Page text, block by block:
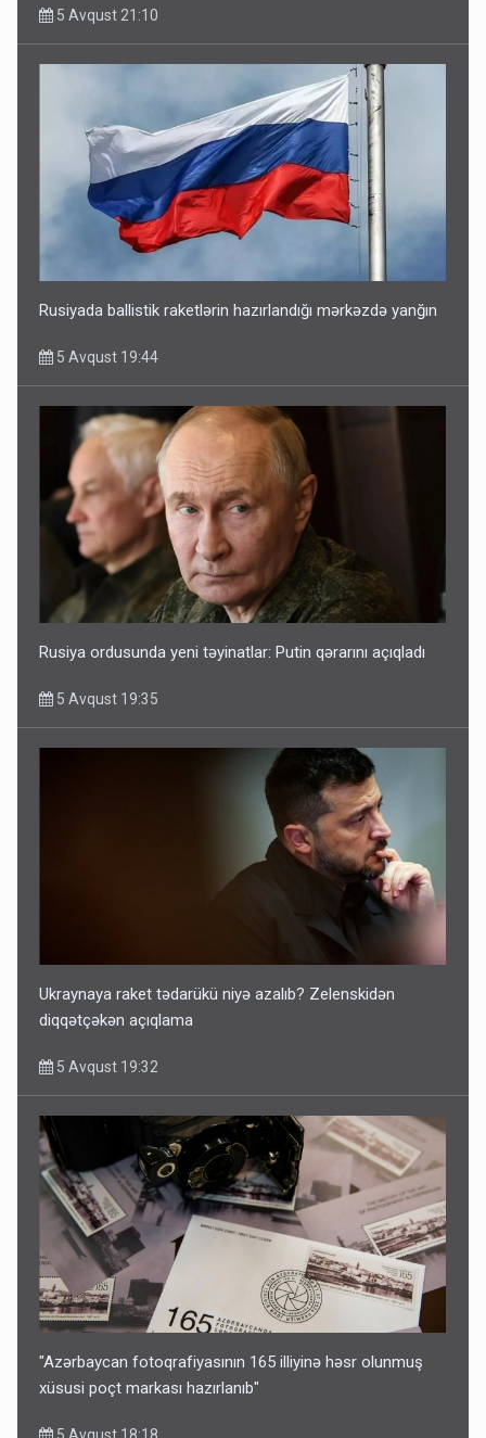
5 Avqust 21:10
Rusiyada ballistik raketlərin hazırlandığı mərkəzdə yanğın
5 Avqust 19:44
Rusiya ordusunda yeni təyinatlar: Putin qərarını açıqladı
5 Avqust 19:35
Ukraynaya raket tədarükü niyə azalıb? Zelenskidən
diqqətçəkən açıqlama
5 Avqust 19:32
"Azərbaycan fotoqrafiyasının 165 illiyinə həsr olunmuş
xüsusi poçt markası hazırlanıb"
5 Avqust 18:18